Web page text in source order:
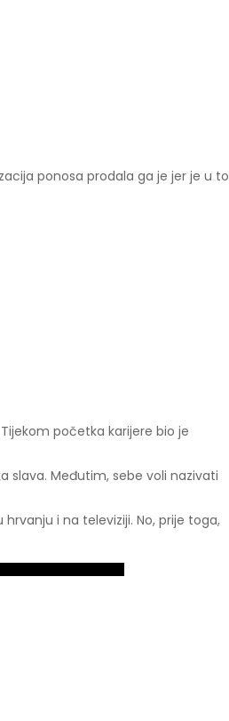
ponosa prodala ga je jer je u to
početka karijere bio je
slava. Međutim, sebe voli nazivati
i na televiziji. No, prije toga,